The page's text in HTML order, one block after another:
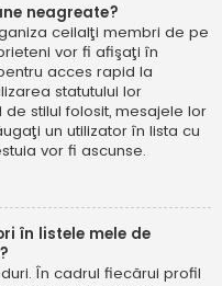
neagreate?
ceilalţi membri de pe
vor fi afişaţi în
acces rapid la
statutului lor
stilul folosit, mesajele lor
un utilizator în lista cu
vor fi ascunse.
în listele mele de
În cadrul fiecărui profil